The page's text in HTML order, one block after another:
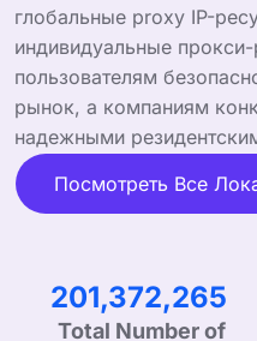
глобальные proxy IP-
индивидуальные
пользователям
рынок, а компаниям
надежными
Посмотреть Все
329,347,163
Total Number of